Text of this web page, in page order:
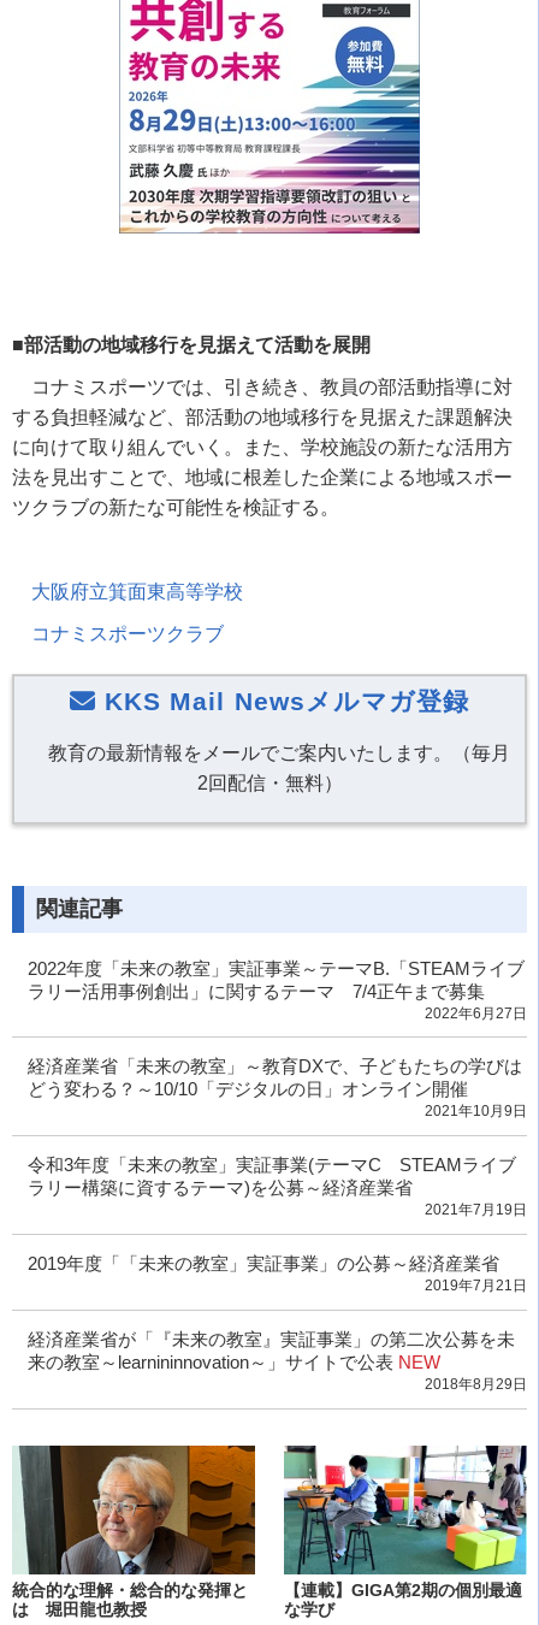
■部活動の地域移行を見据えて活動を展開
コナミスポーツでは、引き続き、教員の部活動指導に対
する負担軽減など、部活動の地域移行を見据えた課題解決
に向けて取り組んでいく。また、学校施設の新たな活用方
法を見出すことで、地域に根差した企業による地域スポー
ツクラブの新たな可能性を検証する。
大阪府立箕面東高等学校
コナミスポーツクラブ
KKS Mail Newsメルマガ登録
教育の最新情報をメールでご案内いたします。（毎月
2回配信・無料）
関連記事
2022年度「未来の教室」実証事業～テーマB.「STEAMライブ
ラリー活用事例創出」に関するテーマ 7/4正午まで募集
2022年6月27日
経済産業省「未来の教室」～教育DXで、子どもたちの学びは
どう変わる？～10/10「デジタルの日」オンライン開催
2021年10月9日
令和3年度「未来の教室」実証事業(テーマC STEAMライブ
ラリー構築に資するテーマ)を公募～経済産業省
2021年7月19日
2019年度「「未来の教室」実証事業」の公募～経済産業省
2019年7月21日
経済産業省が「『未来の教室』実証事業」の第二次公募を未
来の教室～learnininnovation～」サイトで公表 NEW
2018年8月29日
統合的な理解・総合的な発揮と
は 堀田龍也教授
【連載】GIGA第2期の個別最適
な学び